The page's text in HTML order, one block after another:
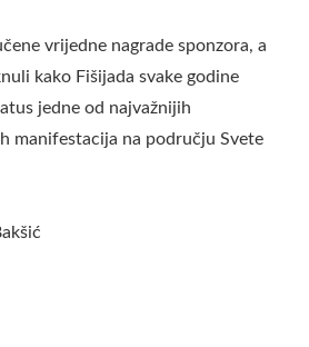
vrijedne nagrade sponzora, a
kako Fišijada svake godine
jedne od najvažnijih
manifestacija na području Svete